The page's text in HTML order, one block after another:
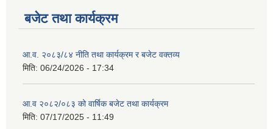
बजेट तथा कार्यक्रम
आ.व. २०८३/८४ नीति तथा कार्यक्रम र बजेट वक्तव्य
मिति: 06/24/2026 - 17:34
आ.व २०८२/०८३ को वार्षिक बजेट तथा कार्यक्रम
मिति: 07/17/2025 - 11:49